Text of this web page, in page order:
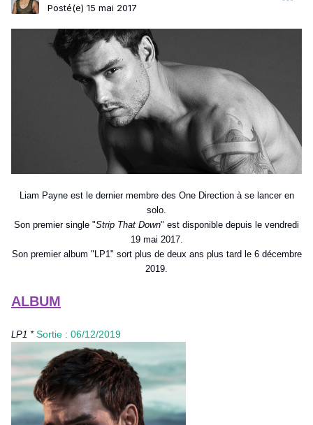
Posté(e) 15 mai 2017
Liam Payne est le dernier membre des One Direction à se lancer en
solo.
Son premier single "Strip That Down" est disponible depuis le vendredi
19 mai 2017.
Son premier album "LP1" sort plus de deux ans plus tard le 6 décembre
2019.
ALBUM
LP1 * Sortie : 06/12/2019